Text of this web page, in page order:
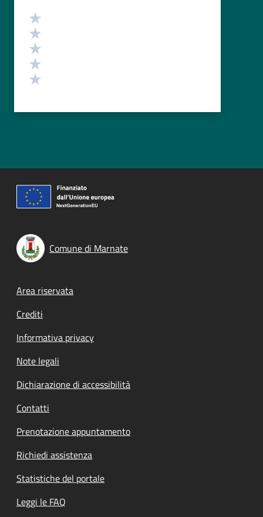
Valutazione
Comune di Marnate
Footer menu
Area riservata
Crediti
Informativa privacy
Note legali
Dichiarazione di accessibilità
Contatti
Prenotazione appuntamento
Richiedi assistenza
Statistiche del portale
Leggi le FAQ